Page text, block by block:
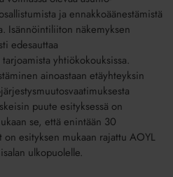
ja ennakkoäänestämistä
Isännöintiliiton näkemyksen
edesauttaa
yhtiökokouksissa.
ainoastaan etäyhteyksin
puute esityksessä on
se, että enintään 30
esityksen mukaan rajattu AOYL
ulkopuolelle.